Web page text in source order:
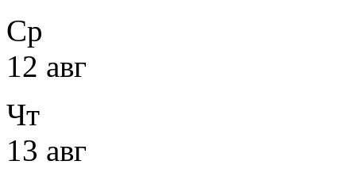
Ср
12 авг
Чт
13 авг